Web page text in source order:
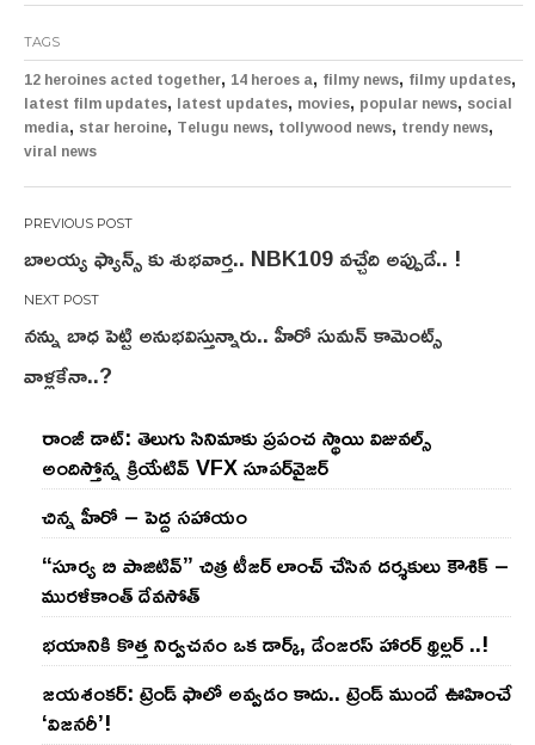
TAGS
12 heroines acted together, 14 heroes a, filmy news, filmy updates,
latest film updates, latest updates, movies, popular news, social
media, star heroine, Telugu news, tollywood news, trendy news,
viral news
Post
navigation
బాలయ్య ఫ్యాన్స్ కు శుభవార్త.. NBK109 వచ్చేది అప్పుడే.. !
నన్ను బాధ పెట్టి అనుభ‌విస్తున్నారు.. హీరో సుమ‌న్ కామెంట్స్
వాళ్ల‌కేనా..?
రాంజీ డాట్: తెలుగు సినిమాకు ప్రపంచ స్థాయి విజువల్స్
అందిస్తోన్న క్రియేటివ్ VFX సూపర్‌వైజర్
చిన్న హీరో – పెద్ద సహాయం
“సూర్య బి పాజిటివ్” చిత్ర టీజర్ లాంచ్ చేసిన‌ దర్శకులు కౌశిక్ –
మురళీకాంత్ దేవసోత్
భయానికి కొత్త నిర్వచనం ఒక డార్క్, డేంజరస్ హారర్ థ్రిల్లర్ ..!
జయశంకర్: ట్రెండ్‌ ఫాలో అవ్వడం కాదు.. ట్రెండ్‌ ముందే ఊహించే
‘విజనరీ’!